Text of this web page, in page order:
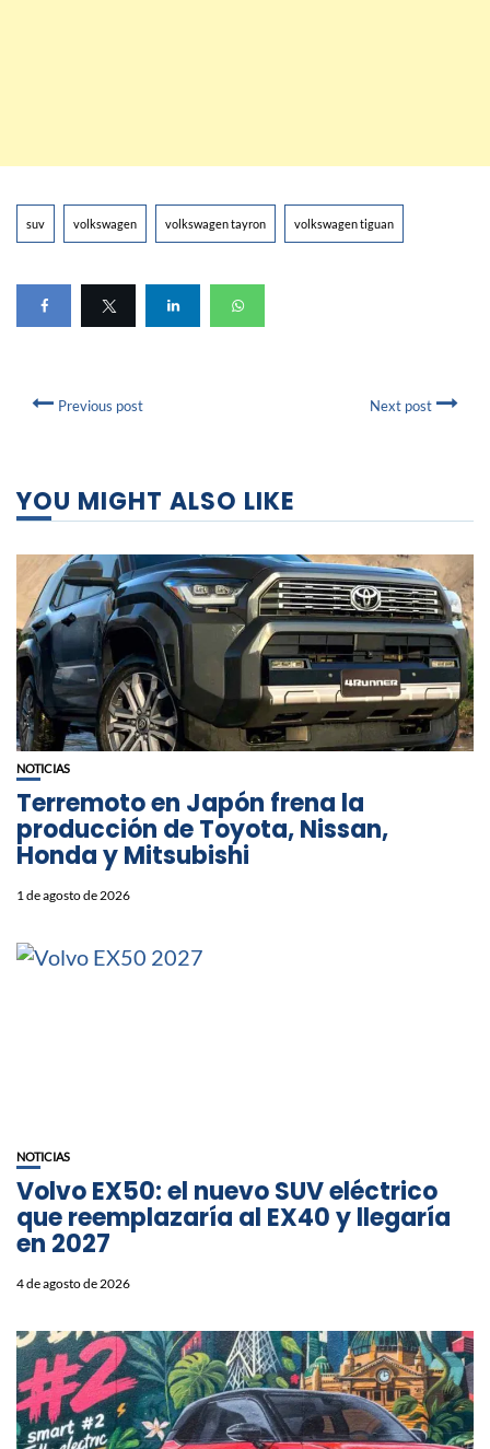
suv volkswagen volkswagen tayron volkswagen tiguan
Previous post Next post
YOU MIGHT ALSO LIKE
NOTICIAS
Terremoto en Japón frena la
producción de Toyota, Nissan,
Honda y Mitsubishi
1 de agosto de 2026
NOTICIAS
Volvo EX50: el nuevo SUV eléctrico
que reemplazaría al EX40 y llegaría
en 2027
4 de agosto de 2026